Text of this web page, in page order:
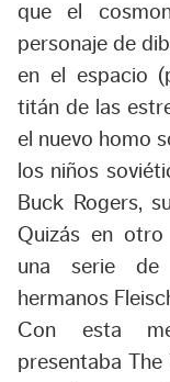
que el
personaje de
en el espacio
titán de las
el nuevo homo
los niños
Buck Rogers,
Quizás en
una serie
hermanos
Con esta
presentaba The